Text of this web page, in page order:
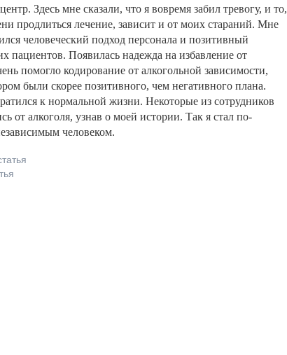
Здесь мне сказали, что я вовремя забил тревогу, и то,
продлиться лечение, зависит и от моих стараний. Мне
человеческий подход персонала и позитивный
пациентов. Появилась надежда на избавление от
помогло кодирование от алкогольной зависимости,
были скорее позитивного, чем негативного плана.
к нормальной жизни. Некоторые из сотрудников
от алкоголя, узнав о моей истории. Так я стал по-
человеком.